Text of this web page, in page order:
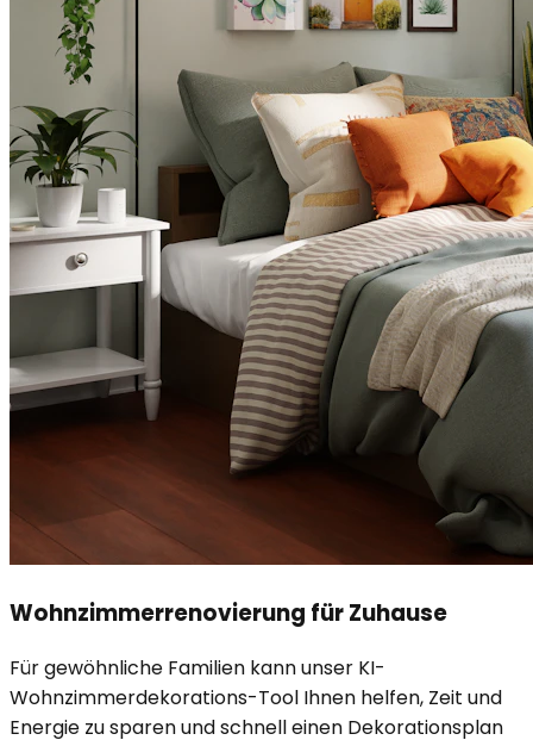
Wohnzimmerrenovierung für Zuhause
Für gewöhnliche Familien kann unser KI-
Wohnzimmerdekorations-Tool Ihnen helfen, Zeit und
Energie zu sparen und schnell einen Dekorationsplan